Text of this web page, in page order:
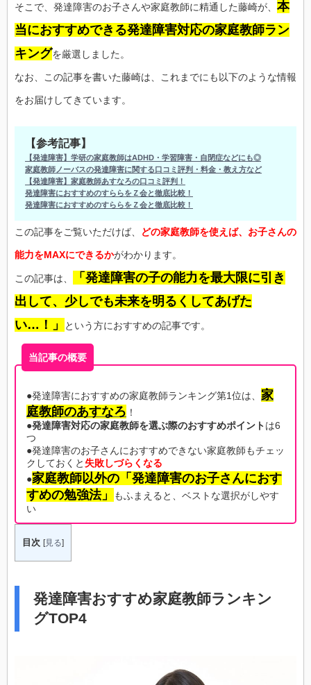
そこで、発達障害のお子さんや家庭教師に精通した藤崎が、 本
当におすすめできる発達障害対応の家庭教師ラン
キングを厳選しました。
なお、この記事を書いた藤崎は、これまでにも以下のような情報
をお届けしてきています。
【参考記事】
【発達障害】学研の家庭教師はADHD・学習障害・自閉症などにも◎
家庭教師ノーバスの発達障害に関する口コミ評判・料金・教え方など
【発達障害】家庭教師あすなろの口コミ評判！
発達障害におすすめのすららをＺ会と徹底比較！
発達障害におすすめのすららをＺ会と徹底比較！
この記事をご覧いただけば、 どの家庭教師を使えば、お子さんの
能力をMAXにできるかがわかります。
この記事は、
「発達障害の子の能力を最大限に引き
出して、少しでも未来を明るくしてあげた
い…！」
という方におすすめの記事です。
当記事の概要
●発達障害におすすめの家庭教師ランキング第1位は、 家
庭教師のあすなろ ！
●発達障害対応の家庭教師を選ぶ際のおすすめポイントは6
つ
●発達障害のお子さんにおすすめできない家庭教師もチェッ
クしておくと 失敗しづらくなる
●家庭教師以外の「発達障害のお子さんにおす
すめの勉強法」
もふまえると、ベストな選択がしやす
い
目次 [見る]
発達障害おすすめ家庭教師ランキン
グTOP4